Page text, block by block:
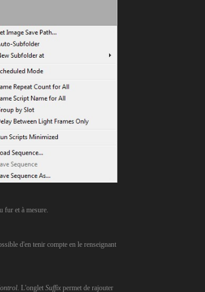
fur et à mesure.
d'en tenir compte en le renseignant
. L'onglet Suffix permet de rajouter